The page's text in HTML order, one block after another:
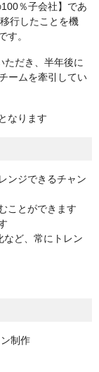
％子会社】であ
行したことを機
す。
ただき、半年後に
ームを牽引してい
なります
ンジできるチャン
ことができます
など、常にトレン
制作